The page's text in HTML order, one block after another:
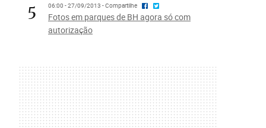
5 06:00 - 27/09/2013 - Compartilhe
Fotos em parques de BH agora só com
autorização